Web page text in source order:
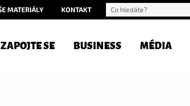
MATERIÁLY KONTAKT
ZAPOJTE SE BUSINESS MÉDIA